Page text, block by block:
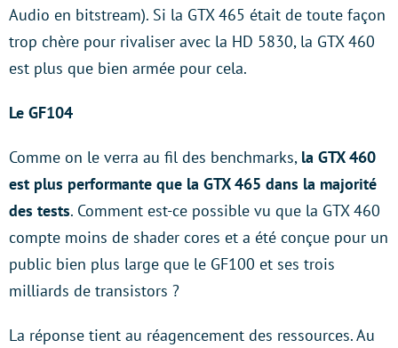
Audio en bitstream). Si la GTX 465 était de toute façon
trop chère pour rivaliser avec la HD 5830, la GTX 460
est plus que bien armée pour cela.
Le GF104
Comme on le verra au fil des benchmarks, la GTX 460
est plus performante que la GTX 465 dans la majorité
des tests. Comment est-ce possible vu que la GTX 460
compte moins de shader cores et a été conçue pour un
public bien plus large que le GF100 et ses trois
milliards de transistors ?
La réponse tient au réagencement des ressources. Au